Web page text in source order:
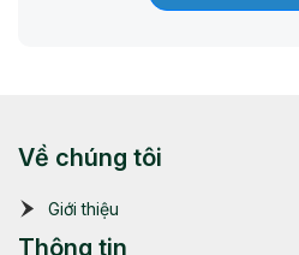
Thông tin
Về chúng tôi
Giới thiệu